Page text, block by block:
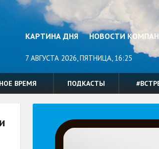
КАРТИНА ДНЯ НОВОСТИ
7 АВГУСТА 2026, ПЯТНИЦА, 16:25
ВРЕМЯ ПОДКАСТЫ